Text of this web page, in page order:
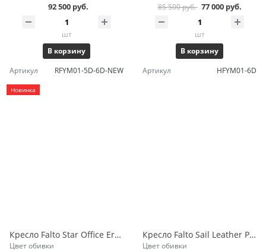
92 500 руб.
шт
В корзину
Артикул
RFYM01-5D-6D-NEW
85 500 руб. 77 000 руб.
шт
В корзину
Артикул
HFYM01-6D
Новинка
Кресло Falto Star Office Ergo 3
Цвет обивки
Кресло Falto Sail Leather Premium кожа
Цвет обивки